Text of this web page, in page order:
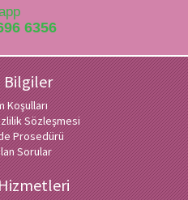
6356
Bilgiler
Koşulları
Sözleşmesi
Prosedürü
Sorular